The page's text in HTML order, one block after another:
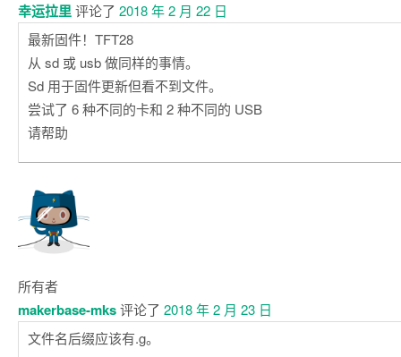
幸运拉里评论了 2018 年 2 月 22 日
最新固件！TFT28
从 sd 或 usb 做同样的事情。
Sd 用于固件更新但看不到文件。
尝试了 6 种不同的卡和 2 种不同的 USB
请帮助
所有者
makerbase-mks评论了 2018 年 2 月 23 日
文件名后缀应该有.g。